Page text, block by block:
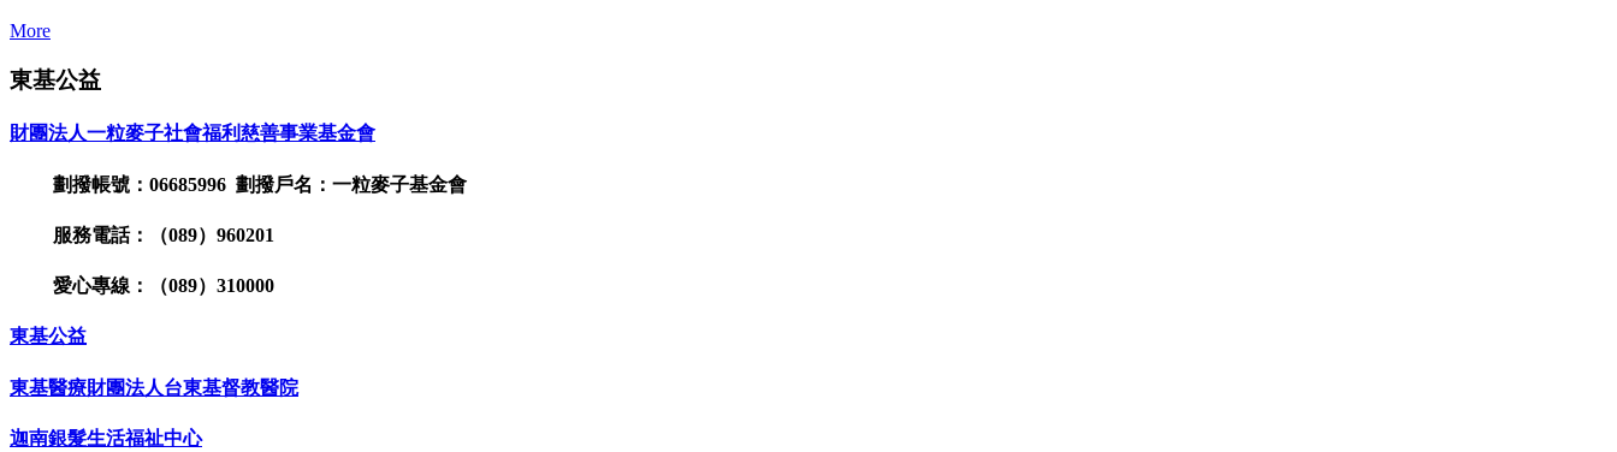
More
東基公益
財團法人一粒麥子社會福利慈善事業基金會
劃撥帳號：06685996 劃撥戶名：一粒麥子基金會
服務電話：（089）960201
愛心專線：（089）310000
東基公益
東基醫療財團法人台東基督教醫院
迦南銀髮生活福祉中心